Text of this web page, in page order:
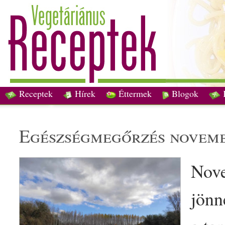
Receptek Hírek Éttermek Blogok
egészségmegőrzés